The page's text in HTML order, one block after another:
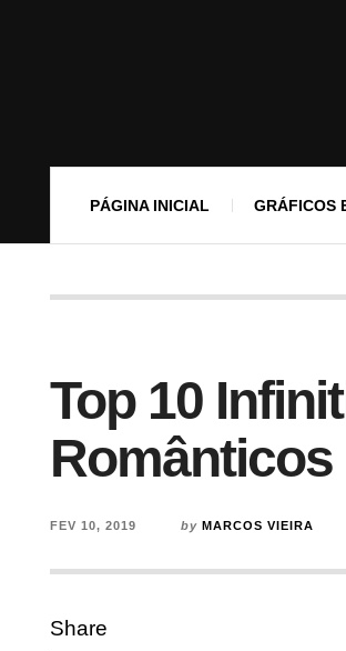
PÁGINA INICIAL GRÁFICOS
Top 10
Românticos
FEV 10, 2019 by MARCOS VIEIRA
Share